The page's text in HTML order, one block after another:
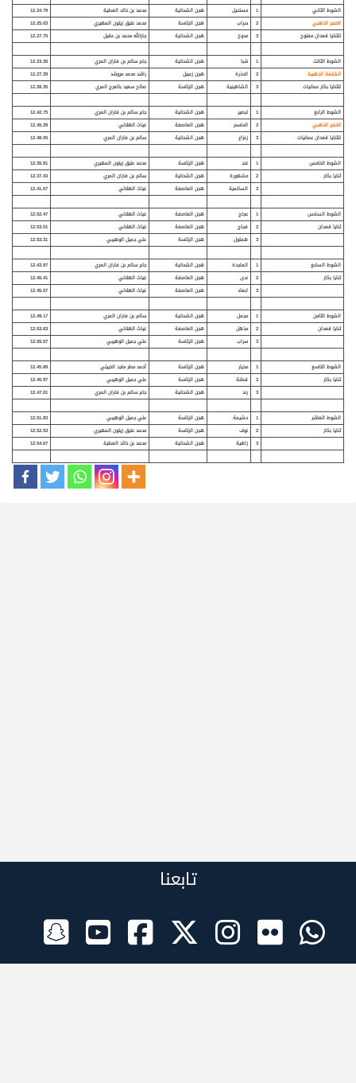
الشوط الثاني 1 مستحيل هجن الشحانية محمد بن خالد العطية
12.24.79
الخنجر الذهبي
2 سراب هجن الرئاسة محمد عتيق زيتون المهيري
12.25.03
للثنايا قعدان مفتوح
3 مدوخ هجن الشحانية جارالله محمد بن عقيل 12.27.75
الشوط الثالث 1 شبا هجن الشحانية جابر سالم بن فاران المري
12.23.35
الشلفة الذهبية
2 الحذرة هجن زعبيل راشد محمد مروشد
12.27.29
للثنايا بكار عمانيات
3 الشاهينية هجن الرئاسة صالح سعيد بالعرج المري 12.28.35
الشوط الرابع 1 لبصير هجن الشحانية جابر سالم بن فاران المري
12.42.75
الخنجر الذهبي
2 الحاسم هجن العاصفة غياث الهلالي
12.45.29
للثنايا قعدان عمانيات
3 زعزاع هجن الشحانية سالم بن فاران المري 12.48.05
الشوط الخامس 1 غند هجن الرئاسة محمد عتيق زيتون المهيري
12.35.91
ثنايا بكار
2 مشهورة هجن الشحانية سالم بن فاران المري
12.37.43
3
السالمية هجن العاصفة غياث الهلالي 12.41.07
الشوط السادس 1 عجاج هجن العاصفة غياث الهلالي
12.52.47
ثنايا قعدان
2 فجاج هجن العاصفة غياث الهلالي
12.53.01
3
هملول هجن الرئاسة علي جميل الوهيبي 12.53.31
الشوط السابع 1 الماجدة هجن الشحانية جابر سالم بن فاران المري
12.43.97
ثنايا بكار
2 ندى هجن العاصفة غياث الهلالي
12.45.41
3
ابعاد هجن العاصفة غياث الهلالي 12.45.57
الشوط الثامن 1 مجمل هجن الشحانية سالم بن فاران المري
12.49.17
ثنايا قعدان
2 مذهل هجن العاصفة غياث الهلالي
12.53.63
3
سراب هجن الرئاسة علي جميل الوهيبي 12.55.57
الشوط التاسع 1 مذيار هجن الرئاسة أحمد مطر ماجد الخييلي
12.45.89
ثنايا بكار
2 قطنة هجن الرئاسة علي جميل الوهيبي
12.45.97
3
رند هجن الشحانية جابر سالم بن فاران المري 12.47.01
الشوط العاشر 1 حشيمة هجن الرئاسة علي جميل الوهيبي
12.51.83
ثنايا بكار
2 نوف هجن الرئاسة محمد عتيق زيتون المهيري
12.52.53
3
زاهية هجن الشحانية محمد بن خالد العطية 12.54.67
تابعنا